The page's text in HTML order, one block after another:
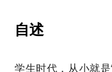
增长型产品经理的
需要掌握从获客-》
自述
学生时代，从小就